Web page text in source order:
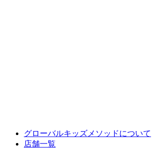
グローバルキッズメソッドについて
店舗一覧